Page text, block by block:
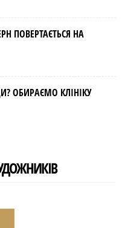
ПОВЕРТАЄТЬСЯ НА
ОБИРАЄМО КЛІНІКУ